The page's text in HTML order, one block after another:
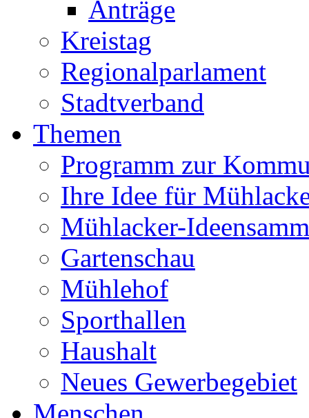
Anträge
Kreistag
Regionalparlament
Stadtverband
Themen
Programm zur
Ihre Idee für
Mühlacker-
Gartenschau
Mühlehof
Sporthallen
Haushalt
Neues Gewerbegebiet